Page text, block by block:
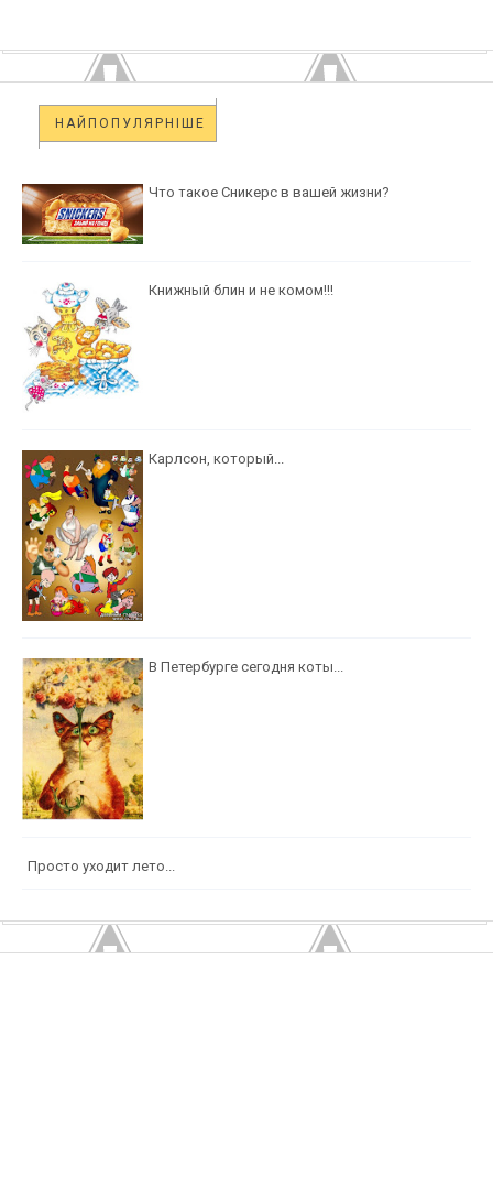
НАЙПОПУЛЯРНІШЕ
Что такое Сникерс в вашей жизни?
Книжный блин и не комом!!!
Карлсон, который...
В Петербурге сегодня коты...
Просто уходит лето...